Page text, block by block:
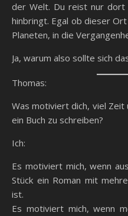
der Welt. Du reist nur dort
hinbringt. Egal ob dieser
Planeten, in die
Ja, warum also sollte sich
Thomas:
Was motiviert dich, viel Zeit
ein Buch zu schreiben?
Ich:
Es motiviert mich, wenn
Stück ein Roman mit
ist.
Es motiviert mich, wenn